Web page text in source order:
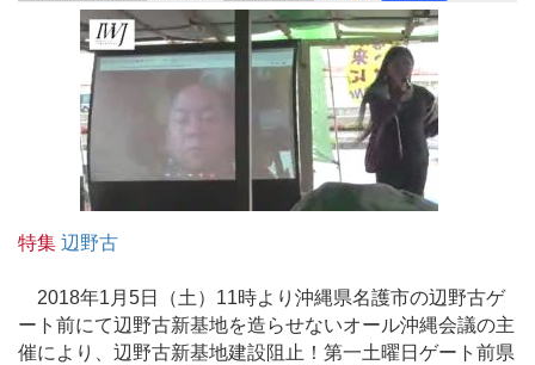
特集 辺野古
2018年1月5日（土）11時より沖縄県名護市の辺野古ゲ
ート前にて辺野古新基地を造らせないオール沖縄会議の主
催により、辺野古新基地建設阻止！第一土曜日ゲート前県